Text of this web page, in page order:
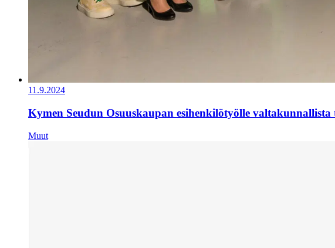
11.9.2024
Kymen Seudun Osuuskaupan esihenkilötyölle valtakunnallista
Muut